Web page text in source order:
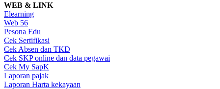
WEB & LINK
Elearning
Web 56
Pesona Edu
Cek Sertifikasi
Cek Absen dan TKD
Cek SKP online dan data pegawai
Cek My SapK
Laporan pajak
Laporan Harta kekayaan